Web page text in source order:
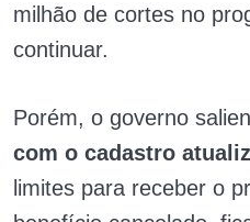
milhão de cortes no
continuar.
Porém, o governo
com o cadastro
limites para receber o